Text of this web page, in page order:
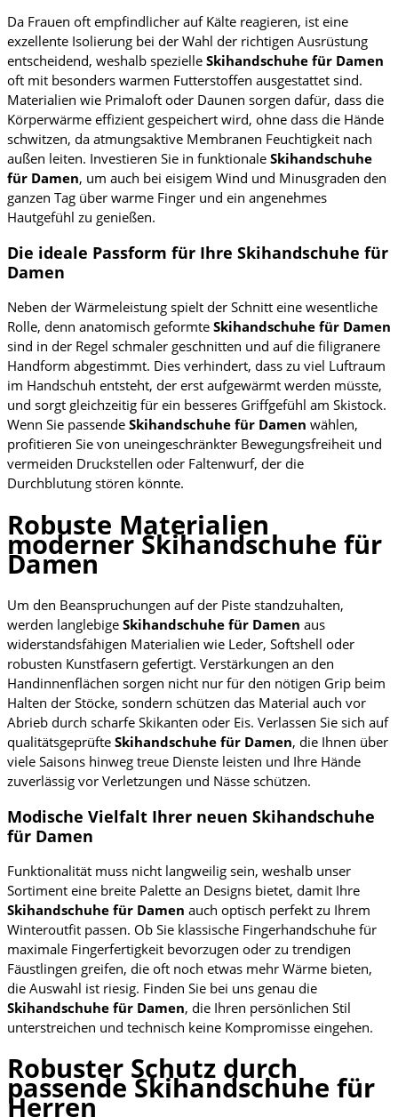
Da Frauen oft empfindlicher auf Kälte reagieren, ist eine
exzellente Isolierung bei der Wahl der richtigen Ausrüstung
entscheidend, weshalb spezielle Skihandschuhe für Damen
oft mit besonders warmen Futterstoffen ausgestattet sind.
Materialien wie Primaloft oder Daunen sorgen dafür, dass die
Körperwärme effizient gespeichert wird, ohne dass die Hände
schwitzen, da atmungsaktive Membranen Feuchtigkeit nach
außen leiten. Investieren Sie in funktionale Skihandschuhe
für Damen, um auch bei eisigem Wind und Minusgraden den
ganzen Tag über warme Finger und ein angenehmes
Hautgefühl zu genießen.
Die ideale Passform für Ihre Skihandschuhe für
Damen
Neben der Wärmeleistung spielt der Schnitt eine wesentliche
Rolle, denn anatomisch geformte Skihandschuhe für Damen
sind in der Regel schmaler geschnitten und auf die filigranere
Handform abgestimmt. Dies verhindert, dass zu viel Luftraum
im Handschuh entsteht, der erst aufgewärmt werden müsste,
und sorgt gleichzeitig für ein besseres Griffgefühl am Skistock.
Wenn Sie passende Skihandschuhe für Damen wählen,
profitieren Sie von uneingeschränkter Bewegungsfreiheit und
vermeiden Druckstellen oder Faltenwurf, der die
Durchblutung stören könnte.
Robuste Materialien
moderner Skihandschuhe für
Damen
Um den Beanspruchungen auf der Piste standzuhalten,
werden langlebige Skihandschuhe für Damen aus
widerstandsfähigen Materialien wie Leder, Softshell oder
robusten Kunstfasern gefertigt. Verstärkungen an den
Handinnenflächen sorgen nicht nur für den nötigen Grip beim
Halten der Stöcke, sondern schützen das Material auch vor
Abrieb durch scharfe Skikanten oder Eis. Verlassen Sie sich auf
qualitätsgeprüfte Skihandschuhe für Damen, die Ihnen über
viele Saisons hinweg treue Dienste leisten und Ihre Hände
zuverlässig vor Verletzungen und Nässe schützen.
Modische Vielfalt Ihrer neuen Skihandschuhe
für Damen
Funktionalität muss nicht langweilig sein, weshalb unser
Sortiment eine breite Palette an Designs bietet, damit Ihre
Skihandschuhe für Damen auch optisch perfekt zu Ihrem
Winteroutfit passen. Ob Sie klassische Fingerhandschuhe für
maximale Fingerfertigkeit bevorzugen oder zu trendigen
Fäustlingen greifen, die oft noch etwas mehr Wärme bieten,
die Auswahl ist riesig. Finden Sie bei uns genau die
Skihandschuhe für Damen, die Ihren persönlichen Stil
unterstreichen und technisch keine Kompromisse eingehen.
Robuster Schutz durch
passende Skihandschuhe für
Herren